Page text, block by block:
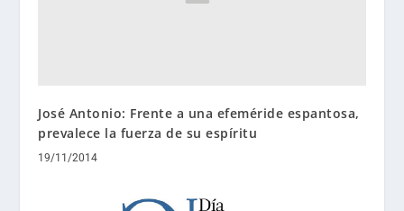
José Antonio: Frente a una efeméride espantosa,
prevalece la fuerza de su espíritu
19/11/2014